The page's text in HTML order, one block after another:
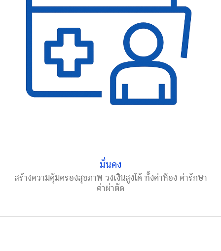
มั่นคง
สร้างความคุ้มครองสุขภาพ วงเงินสูงได้ ทั้งค่าห้อง ค่ารักษา
ค่าผ่าตัด